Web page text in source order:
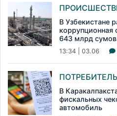
В Узбекистане
643 млрд
13:34 | 03.06
ПОТРЕБИТЕЛЬ
В
фискальных
автомобиль